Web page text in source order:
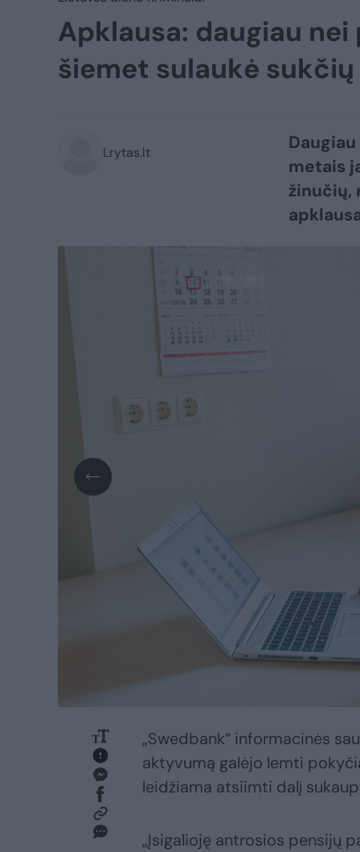
Apklausa: daugiau
šiemet sulaukė
Lrytas.lt
metais
žinučių,
„Swedbank“ informacinės
aktyvumą galėjo lemti
leidžiama atsiimti dalį
„Įsigalioję antrosios pensijų